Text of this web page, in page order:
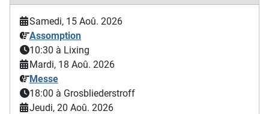
Samedi, 15 Aoû. 2026
Assomption
10:30 à Lixing
Mardi, 18 Aoû. 2026
Messe
18:00 à Grosbliederstroff
Jeudi, 20 Aoû. 2026